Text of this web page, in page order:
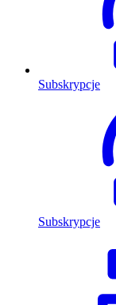
Subskrypcje
Subskrypcje